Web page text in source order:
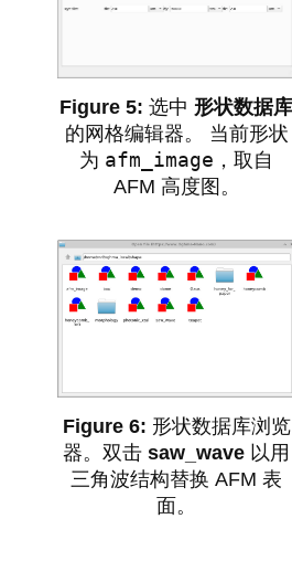
选中 形状数据库
的网格编辑器。 当前形状
为 afm_image ，取自
AFM 高度图。
形状数据库浏览
器。双击saw_wave 以用
三角波结构替换 AFM 表
面。